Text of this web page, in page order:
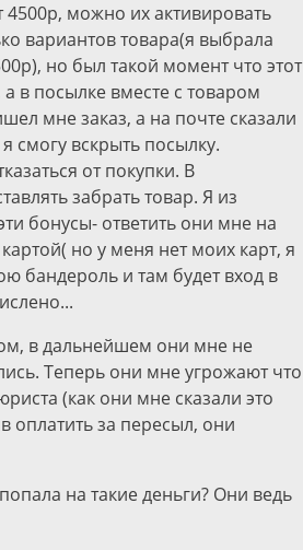
4500р, можно их активировать
вариантов товара(я выбрала
но был такой момент что этот
в посылке вместе с товаром
мне заказ, а на почте сказали
смогу вскрыть посылку.
от покупки. В
забрать товар. Я из
бонусы- ответить они мне на
но у меня нет моих карт, я
бандероль и там будет вход в
в дальнейшем они мне не
Теперь они мне угрожают что
(как они мне сказали это
оплатить за пересыл, они
на такие деньги? Они ведь